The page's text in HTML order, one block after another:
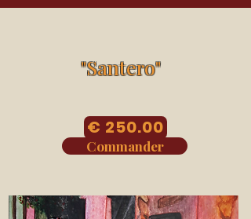
"Santero"
Commander
€ 250.00